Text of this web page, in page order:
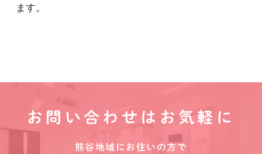
ます。
お問い合わせはお気軽に
熊谷地域にお住いの方で